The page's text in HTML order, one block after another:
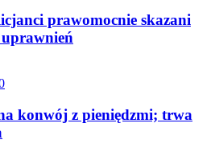
prawomocnie skazani
uprawnień
konwój z pieniędzmi; trwa